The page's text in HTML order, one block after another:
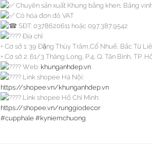
Chuyên sản xuất Khung bằng khen, Bảng
Có hóa đơn đỏ VAT
SĐT: 0378620611 hoặc 097.387.9542
Địa chỉ:
+ Cơ sở 1: 39 Đặng Thùy Trâm,Cổ Nhuế, Bắc Từ
+ Cơ sở 2: 61/3 Thăng Long, P.4, Q. Tân Bình, TP.
Web: khunganhdep.vn
Link shopee Hà Nội:
https://shopee.vn/khunganhdep.vn
Link shopee Hồ Chí Minh:
https://shopee.vn/runggiodecor
#cupphale#kyniemchuong